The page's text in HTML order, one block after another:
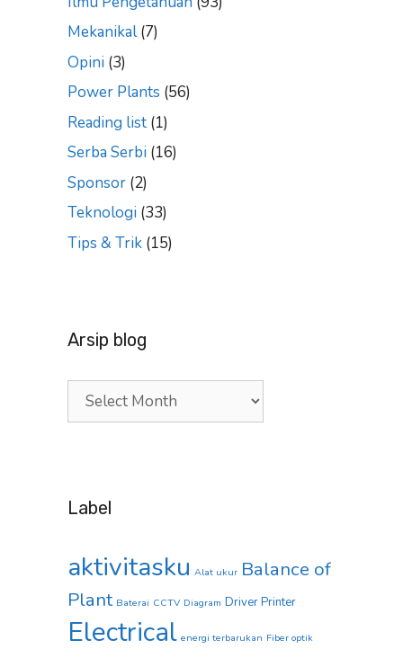
Mekanikal(7)
Opini (3)
Power Plants (56)
Reading list (1)
Serba Serbi (16)
Sponsor (2)
Teknologi (33)
Tips & Trik (15)
Arsip blog
Arsip
blog
Label
aktivitasku Alat ukur Balance of
Plant Baterai CCTV Diagram Driver Printer
Electrical energi terbarukan Fiber optik